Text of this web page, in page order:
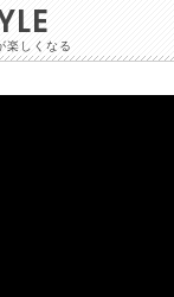
楽しくなる